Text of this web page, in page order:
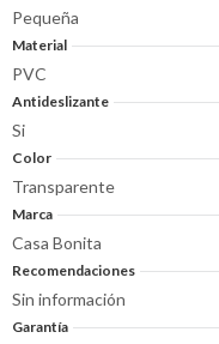
Pequeña
Material
PVC
Antideslizante
Si
Color
Transparente
Marca
Casa Bonita
Recomendaciones
Sin información
Garantía